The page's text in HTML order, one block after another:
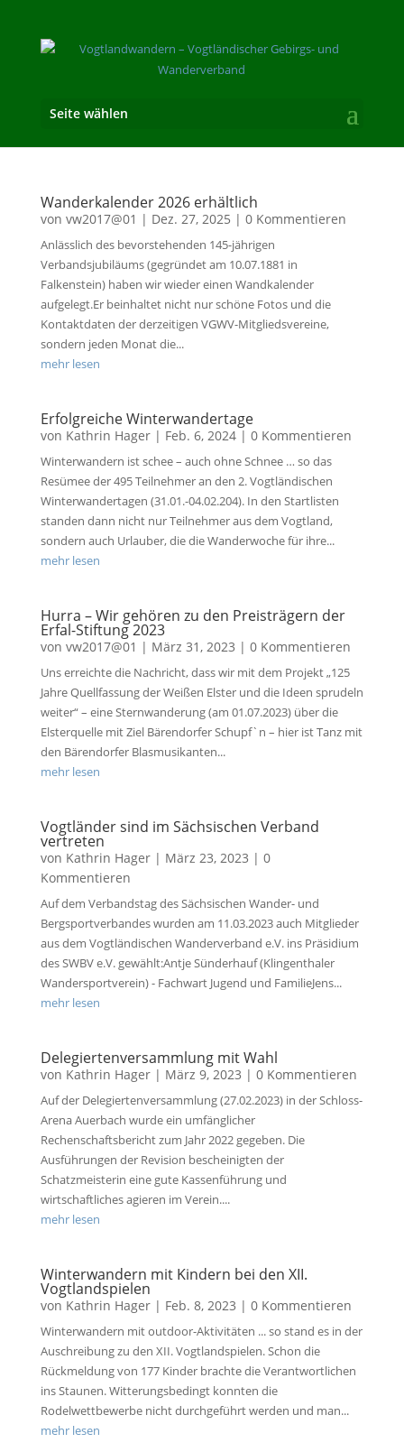
Seite wählen
Wanderkalender 2026 erhältlich
von vw2017@01 | Dez. 27, 2025 | 0 Kommentieren
Anlässlich des bevorstehenden 145-jährigen
Verbandsjubiläums (gegründet am 10.07.1881 in
Falkenstein) haben wir wieder einen Wandkalender
aufgelegt.Er beinhaltet nicht nur schöne Fotos und die
Kontaktdaten der derzeitigen VGWV-Mitgliedsvereine,
sondern jeden Monat die...
mehr lesen
Erfolgreiche Winterwandertage
von Kathrin Hager| Feb. 6, 2024| 0 Kommentieren
Winterwandern ist schee – auch ohne Schnee … so das
Resümee der 495 Teilnehmer an den 2. Vogtländischen
Winterwandertagen (31.01.-04.02.204). In den Startlisten
standen dann nicht nur Teilnehmer aus dem Vogtland,
sondern auch Urlauber, die die Wanderwoche für ihre...
mehr lesen
Hurra – Wir gehören zu den Preisträgern der
Erfal-Stiftung 2023
von vw2017@01 | März 31, 2023 | 0 Kommentieren
Uns erreichte die Nachricht, dass wir mit dem Projekt „125
Jahre Quellfassung der Weißen Elster und die Ideen sprudeln
weiter“ – eine Sternwanderung (am 01.07.2023) über die
Elsterquelle mit Ziel Bärendorfer Schupf`n – hier ist Tanz mit
den Bärendorfer Blasmusikanten...
mehr lesen
Vogtländer sind im Sächsischen Verband
vertreten
von Kathrin Hager| März 23, 2023 | 0
Kommentieren
Auf dem Verbandstag des Sächsischen Wander- und
Bergsportverbandes wurden am 11.03.2023 auch Mitglieder
aus dem Vogtländischen Wanderverband e.V. ins Präsidium
des SWBV e.V. gewählt:Antje Sünderhauf (Klingenthaler
Wandersportverein) - Fachwart Jugend und FamilieJens...
mehr lesen
Delegiertenversammlung mit Wahl
von Kathrin Hager| März 9, 2023 | 0 Kommentieren
Auf der Delegiertenversammlung (27.02.2023) in der Schloss-
Arena Auerbach wurde ein umfänglicher
Rechenschaftsbericht zum Jahr 2022 gegeben. Die
Ausführungen der Revision bescheinigten der
Schatzmeisterin eine gute Kassenführung und
wirtschaftliches agieren im Verein....
mehr lesen
Winterwandern mit Kindern bei den XII.
Vogtlandspielen
von Kathrin Hager| Feb. 8, 2023 | 0 Kommentieren
Winterwandern mit outdoor-Aktivitäten ... so stand es in der
Auschreibung zu den XII. Vogtlandspielen. Schon die
Rückmeldung von 177 Kinder brachte die Verantwortlichen
ins Staunen. Witterungsbedingt konnten die
Rodelwettbewerbe nicht durchgeführt werden und man...
mehr lesen